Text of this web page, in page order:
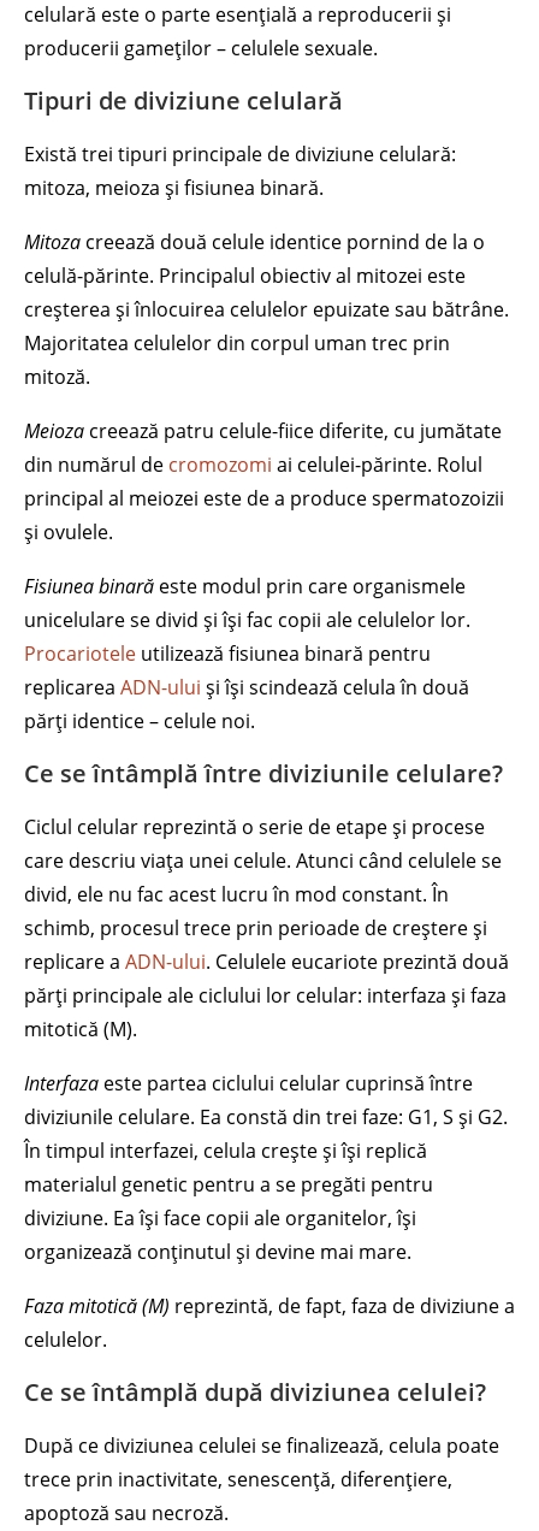
celulară este o parte esențială a reproducerii și
producerii gameților – celulele sexuale.
Tipuri de diviziune celulară
Există trei tipuri principale de diviziune celulară:
mitoza, meioza și fisiunea binară.
Mitoza creează două celule identice pornind de la o
celulă-părinte. Principalul obiectiv al mitozei este
creșterea și înlocuirea celulelor epuizate sau bătrâne.
Majoritatea celulelor din corpul uman trec prin
mitoză.
Meioza creează patru celule-fiice diferite, cu jumătate
din numărul de cromozomi ai celulei-părinte. Rolul
principal al meiozei este de a produce spermatozoizii
și ovulele.
Fisiunea binară este modul prin care organismele
unicelulare se divid și își fac copii ale celulelor lor.
Procariotele utilizează fisiunea binară pentru
replicarea ADN-ului și își scindează celula în două
părți identice – celule noi.
Ce se întâmplă între diviziunile celulare?
Ciclul celular reprezintă o serie de etape și procese
care descriu viața unei celule. Atunci când celulele se
divid, ele nu fac acest lucru în mod constant. În
schimb, procesul trece prin perioade de creștere și
replicare a ADN-ului. Celulele eucariote prezintă două
părți principale ale ciclului lor celular: interfaza și faza
mitotică (M).
Interfaza este partea ciclului celular cuprinsă între
diviziunile celulare. Ea constă din trei faze: G1, S și G2.
În timpul interfazei, celula crește și își replică
materialul genetic pentru a se pregăti pentru
diviziune. Ea își face copii ale organitelor, își
organizează conținutul și devine mai mare.
Faza mitotică (M) reprezintă, de fapt, faza de diviziune a
celulelor.
Ce se întâmplă după diviziunea celulei?
După ce diviziunea celulei se finalizează, celula poate
trece prin inactivitate, senescență, diferențiere,
apoptoză sau necroză.